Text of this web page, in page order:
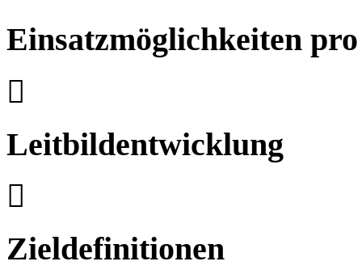
Einsatzmöglichkeiten
Leitbildentwicklung
Zieldefinitionen